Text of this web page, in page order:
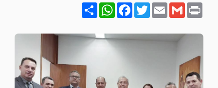
ShareWhatsApp
Facebook
Twitter
EmailGmail